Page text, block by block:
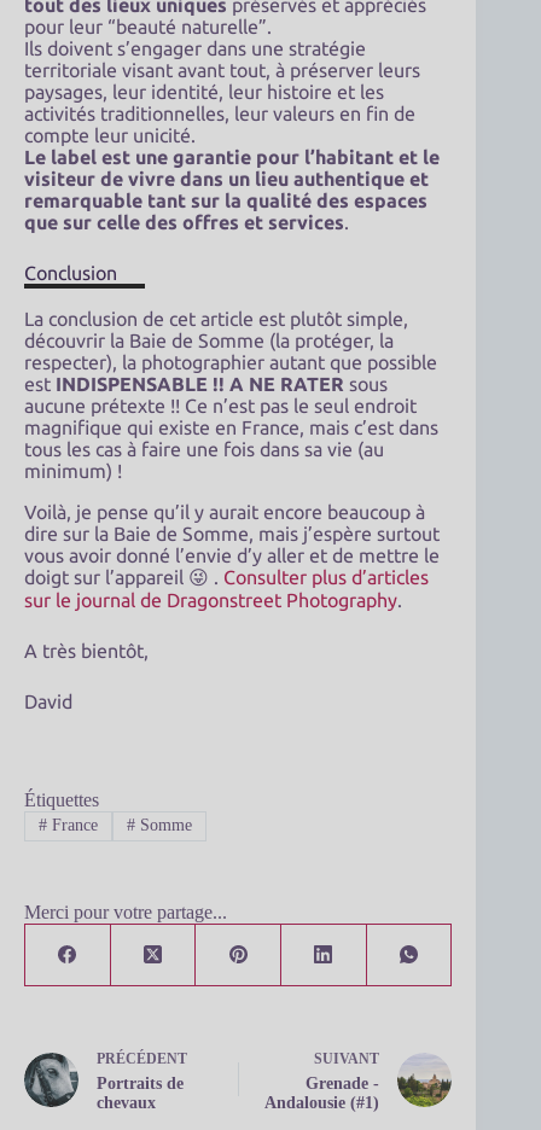
tout des lieux uniques préservés et appréciés
pour leur “beauté naturelle”.
Ils doivent s’engager dans une stratégie
territoriale visant avant tout, à préserver leurs
paysages, leur identité, leur histoire et les
activités traditionnelles, leur valeurs en fin de
compte leur unicité.
Le label est une garantie pour l’habitant et le
visiteur de vivre dans un lieu authentique et
remarquable tant sur la qualité des espaces
que sur celle des offres et services.
Conclusion
La conclusion de cet article est plutôt simple,
découvrir la Baie de Somme (la protéger, la
respecter), la photographier autant que possible
est INDISPENSABLE !! A NE RATER sous
aucune prétexte !! Ce n’est pas le seul endroit
magnifique qui existe en France, mais c’est dans
tous les cas à faire une fois dans sa vie (au
minimum) !
Voilà, je pense qu’il y aurait encore beaucoup à
dire sur la Baie de Somme, mais j’espère surtout
vous avoir donné l’envie d’y aller et de mettre le
doigt sur l’appareil 😜 . Consulter plus d’articles
sur le journal de Dragonstreet Photography.
A très bientôt,
David
Étiquettes
#France #Somme
Merci pour votre partage...
PRÉCÉDENT
Portraits de
chevaux
SUIVANT
Grenade -
Andalousie (#1)